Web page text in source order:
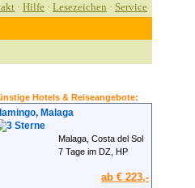
· Hilfe · Lesezeichen · Service
Hotels & Reiseangebote:
Malaga
Malaga, Costa del Sol
7 Tage im DZ, HP
ab € 223,-